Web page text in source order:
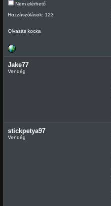
Nem elérhető
Hozzászólások: 123
Olvasás kocka
Jake77
Vendég
stickpetya97
Vendég